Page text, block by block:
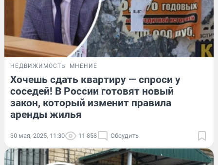
НЕДВИЖИМОСТЬ МНЕНИЕ
Хочешь сдать квартиру — спроси у
соседей! В России готовят новый
закон, который изменит правила
аренды жилья
30 мая, 2025, 11:30 11 858 Обсудить